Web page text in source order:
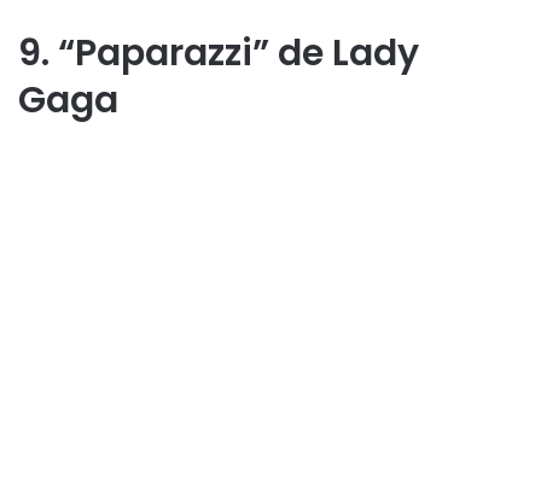
9. “Paparazzi” de Lady
Gaga